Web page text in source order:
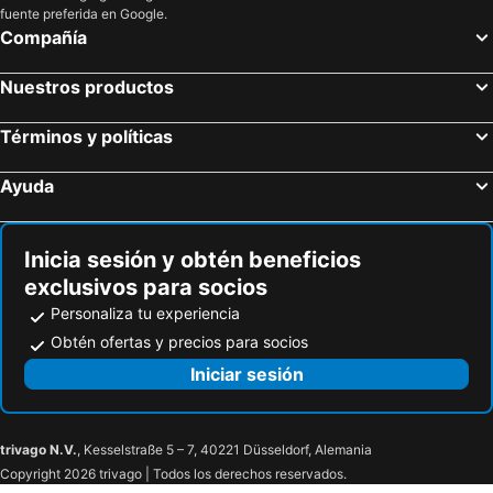
fuente preferida en Google.
Compañía
Nuestros productos
Términos y políticas
Ayuda
Inicia sesión y obtén beneficios
exclusivos para socios
Personaliza tu experiencia
Obtén ofertas y precios para socios
Iniciar sesión
trivago N.V., Kesselstraße 5 – 7, 40221 Düsseldorf, Alemania
Copyright 2026 trivago | Todos los derechos reservados.